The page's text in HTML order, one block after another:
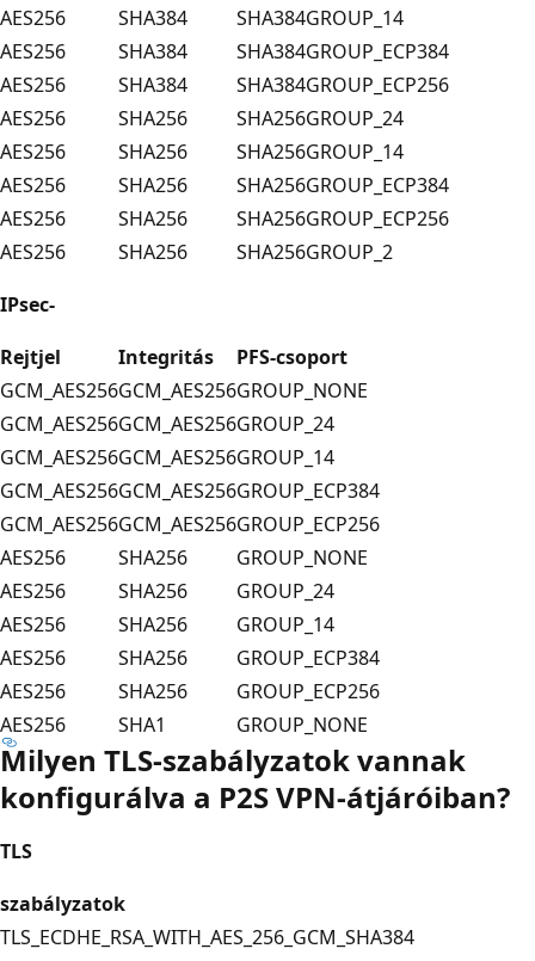
AES256
SHA384 SHA384GROUP_14
AES256
SHA384 SHA384GROUP_ECP384
AES256
SHA384 SHA384GROUP_ECP256
AES256
SHA256 SHA256GROUP_24
AES256
SHA256 SHA256GROUP_14
AES256
SHA256 SHA256GROUP_ECP384
AES256
SHA256 SHA256GROUP_ECP256
AES256
SHA256 SHA256GROUP_2
IPsec-
Rejtjel
Integritás
PFS-csoport
GCM_AES256GCM_AES256GROUP_NONE
GCM_AES256GCM_AES256GROUP_24
GCM_AES256GCM_AES256GROUP_14
GCM_AES256GCM_AES256GROUP_ECP384
GCM_AES256GCM_AES256GROUP_ECP256
AES256
SHA256
GROUP_NONE
AES256
SHA256
GROUP_24
AES256
SHA256
GROUP_14
AES256
SHA256
GROUP_ECP384
AES256
SHA256
GROUP_ECP256
AES256
SHA1 GROUP_NONE
Milyen TLS-szabályzatok vannak
konfigurálva a P2S VPN-átjáróiban?
TLS
szabályzatok
TLS_ECDHE_RSA_WITH_AES_256_GCM_SHA384